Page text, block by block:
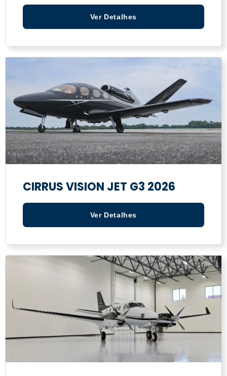
Ver Detalhes
CIRRUS VISION JET G3 2026
Ver Detalhes